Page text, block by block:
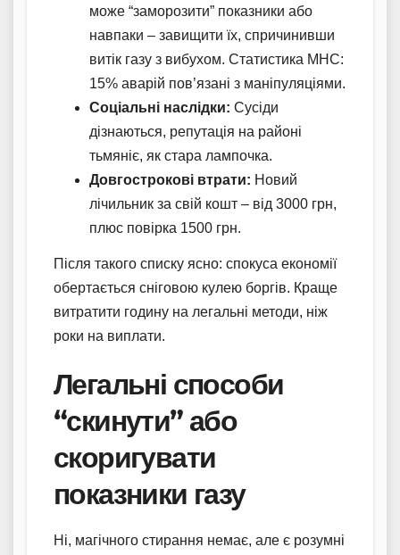
може “заморозити” показники або
навпаки – завищити їх, спричинивши
витік газу з вибухом. Статистика МНС:
15% аварій пов’язані з маніпуляціями.
Соціальні наслідки: Сусіди
дізнаються, репутація на районі
тьмяніє, як стара лампочка.
Довгострокові втрати: Новий
лічильник за свій кошт – від 3000 грн,
плюс повірка 1500 грн.
Після такого списку ясно: спокуса економії
обертається сніговою кулею боргів. Краще
витратити годину на легальні методи, ніж
роки на виплати.
Легальні способи
“скинути” або
скоригувати
показники газу
Ні, магічного стирання немає, але є розумні